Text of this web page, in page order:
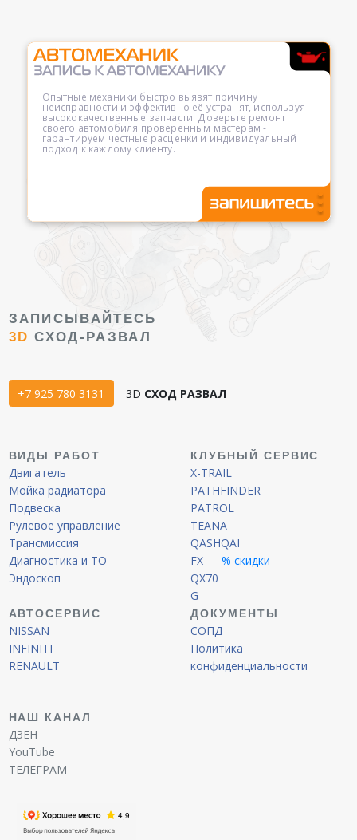
Опытные механики быстро выявят причину
неисправности и эффективно её устранят, используя
высококачественные запчасти. Доверьте ремонт
своего автомобиля проверенным мастерам -
гарантируем честные расценки и индивидуальный
подход к каждому клиенту.
ЗАПИСЫВАЙТЕСЬ
3D СХОД-РАЗВАЛ
+7 925 780 3131 3D СХОД РАЗВАЛ
ВИДЫ РАБОТ
Двигатель
Мойка радиатора
Подвеска
Рулевое управление
Трансмиссия
Диагностика и ТО
Эндоскоп
КЛУБНЫЙ СЕРВИС
X-TRAIL
PATHFINDER
PATROL
TEANA
QASHQAI
FX — % скидки
QX70
G
АВТОСЕРВИС
NISSAN
INFINITI
RENAULT
ДОКУМЕНТЫ
СОПД
Политика
конфиденциальности
НАШ КАНАЛ
ДЗЕН
YouTube
ТЕЛЕГРАМ